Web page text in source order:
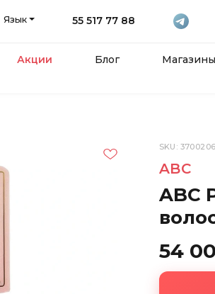
Язык 55 517 77 88
Акции Блог Магазины
SKU:
ABC
ABC
54